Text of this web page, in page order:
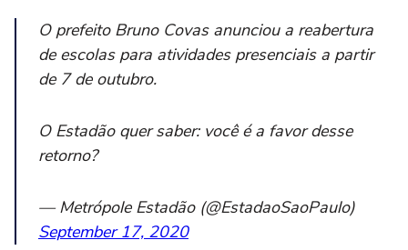
O prefeito Bruno Covas anunciou a reabertura
de escolas para atividades presenciais a partir
de 7 de outubro.
O Estadão quer saber: você é a favor desse
retorno?
— Metrópole Estadão (@EstadaoSaoPaulo)
September 17, 2020